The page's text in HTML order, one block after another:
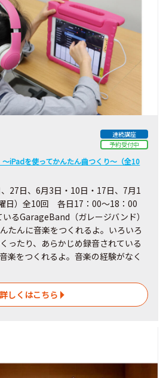
連続講座
予約受付中
iPadを使ってかんたん曲つくり～（全10
27日、6月3日・10日・17日、7月1
日）全10回 各日17：00～18：00
るGarageBand（ガレージバンド）
たんに音楽をつくれるよ。いろいろ
ったり、あらかじめ録音されている
楽をつくれるよ。音楽の経験がなく
詳しくはこちら